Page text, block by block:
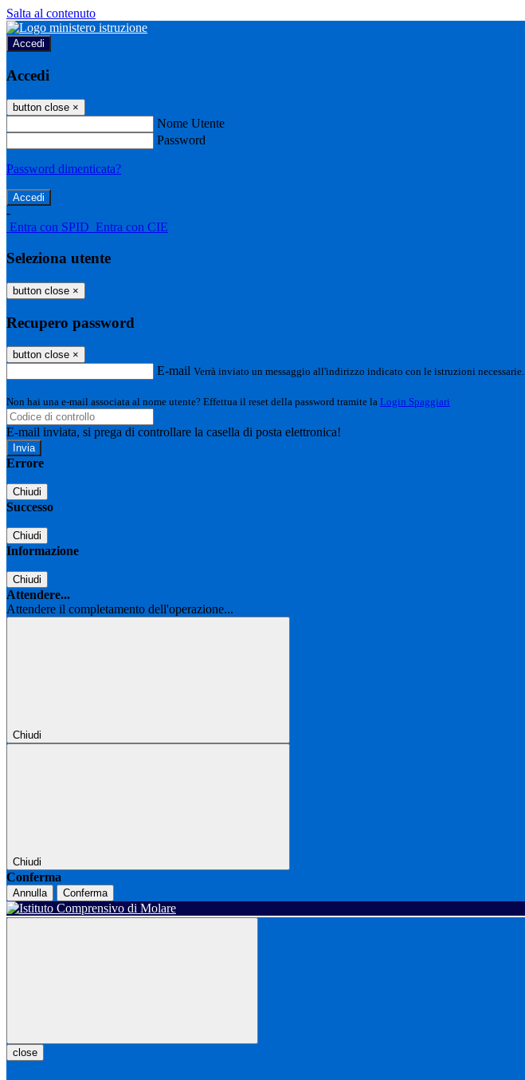
Salta al contenuto
Accedi
Accedi
button close ×
Nome Utente
Password
Password dimenticata?
-
Entra con SPID Entra con CIE
Seleziona utente
button close ×
Recupero password
button close ×
E-mail Verrà inviato un messaggio all'indirizzo indicato con le istruzioni necessarie.
Non hai una e-mail associata al nome utente? Effettua il reset della password tramite la Login Spaggiari
E-mail inviata, si prega di controllare la casella di posta elettronica!
Errore
Chiudi
Successo
Chiudi
Informazione
Chiudi
Attendere...
Attendere il completamento dell'operazione...
Chiudi
Chiudi
Conferma
Annulla Conferma
close